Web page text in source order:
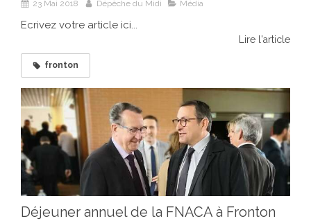
23 Mai 2018 Dépêche du Midi Média
Ecrivez votre article ici...
Lire l'article
fronton
Déjeuner annuel de la FNACA à Fronton